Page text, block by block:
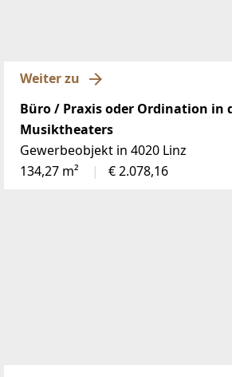
Weiter zu
Büro / Praxis oder Ordination in
Musiktheaters
Gewerbeobjekt in 4020 Linz
134,27 m²
€ 2.078,16